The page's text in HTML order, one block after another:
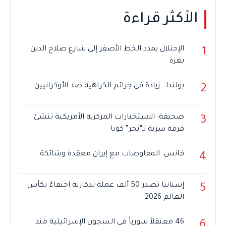
الأكثر قراءة
1
الإحتلال يمدد الخط الأصفر إلى شارع صلاح الدين
بغزة
2 بولندا : زيادة في جرائم الكراهية ضد الأوكرانيين
3
صحيفة: الاستخبارات المركزية الأمريكية تنشئ
فرقة سرية لـ”نخر” كوبا
4 فانس: المفاوضات مع إيران معقدة وشائكة
5
إسبانيا تصدر 50 ألف عملة تذكارية احتفاءً بكأس
العالم 2026
46 معتقلاً سورياً في السجون الإسرائيلية منذ